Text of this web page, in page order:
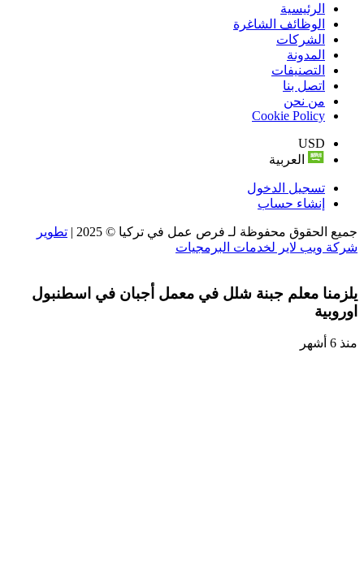
الرئيسية
الوظائف الشاغرة
الشركات
المدونة
التصنيفات
اتصل بنا
من نحن
Cookie Policy
USD
العربية
تسجيل الدخول
إنشاء حساب
جميع الحقوق محفوظة لـ فرص عمل في تركيا © 2025 |
تطوير
شركة ويب لاير لخدمات البرمجيات
يلزمنا معلم جبنة شلل في معمل أجبان في اسطنبول
اوروبية
منذ 6 أشهر